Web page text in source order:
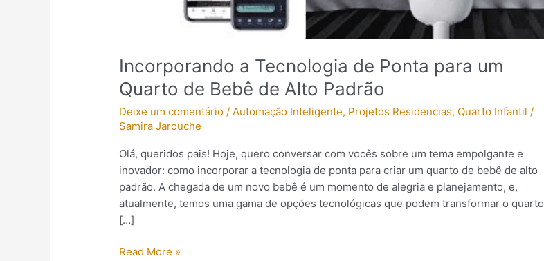
Incorporando a Tecnologia de Ponta para um
Quarto de Bebê de Alto Padrão
Deixe um comentário / Automação Inteligente, Projetos Residencias, Quarto Infantil /
Samira Jarouche
Olá, queridos pais! Hoje, quero conversar com vocês sobre um tema empolgante e
inovador: como incorporar a tecnologia de ponta para criar um quarto de bebê de alto
padrão. A chegada de um novo bebê é um momento de alegria e planejamento, e,
atualmente, temos uma gama de opções tecnológicas que podem transformar o quarto
[…]
Read More »